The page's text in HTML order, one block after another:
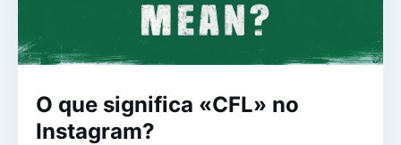
O que significa «CFL» no
Instagram?